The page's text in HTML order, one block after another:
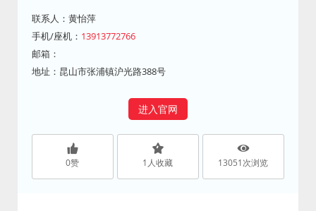
联系人：黄怡萍
手机/座机： 13913772766
邮箱：
地址：昆山市张浦镇沪光路388号
进入官网
0赞 1 人收藏 13051次浏览